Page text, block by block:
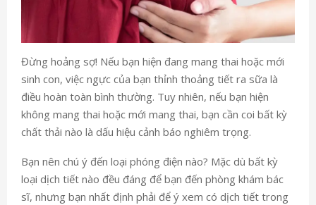
Đừng hoảng sợ! Nếu bạn hiện đang mang thai hoặc mới
sinh con, việc ngực của bạn thỉnh thoảng tiết ra sữa là
điều hoàn toàn bình thường. Tuy nhiên, nếu bạn hiện
không mang thai hoặc mới mang thai, bạn cần coi bất kỳ
chất thải nào là dấu hiệu cảnh báo nghiêm trọng.
Bạn nên chú ý đến loại phóng điện nào? Mặc dù bất kỳ
loại dịch tiết nào đều đáng để bạn đến phòng khám bác
sĩ, nhưng bạn nhất định phải để ý xem có dịch tiết trong